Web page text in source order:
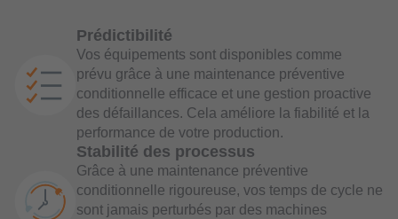
Prédictibilité
Vos équipements sont disponibles comme
prévu grâce à une maintenance préventive
conditionnelle efficace et une gestion proactive
des défaillances. Cela améliore la fiabilité et la
performance de votre production.
Stabilité des processus
Grâce à une maintenance préventive
conditionnelle rigoureuse, vos temps de cycle ne
sont jamais perturbés par des machines